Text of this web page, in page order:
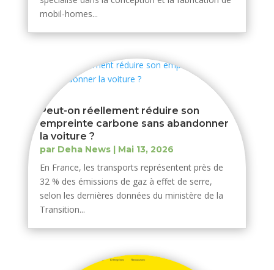
mobil-homes...
Peut-on réellement réduire son
empreinte carbone sans abandonner
la voiture ?
par Deha News| Mai 13, 2026
En France, les transports représentent près de
32 % des émissions de gaz à effet de serre,
selon les dernières données du ministère de la
Transition...